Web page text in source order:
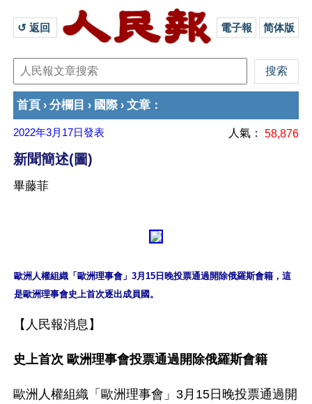
↺ 返回 電子報 简体版
首頁 › 分欄目 › 國際› 文章 ：
2022年3月17日發表 人氣： 58,876
新聞簡述(圖)
畢藤菲
歐洲人權組織「歐洲理事會」3月15日晚投票通過開除俄羅斯會籍，這
【人民報消息】
史上首次 歐洲理事會投票通過開除俄羅斯會籍
歐洲人權組織「歐洲理事會」3月15日晚投票通過開